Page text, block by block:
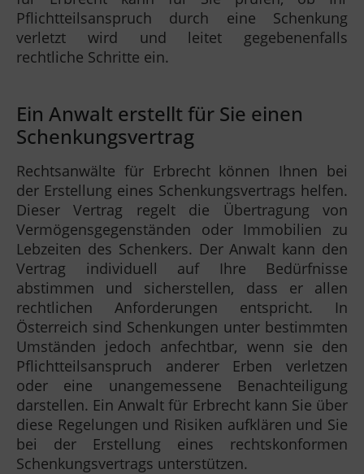
Pflichtteilsanspruch durch eine Schenkung
verletzt wird und leitet gegebenenfalls
rechtliche Schritte ein.
Ein Anwalt erstellt für Sie einen
Schenkungsvertrag
Rechtsanwälte für Erbrecht können Ihnen bei
der Erstellung eines Schenkungsvertrags helfen.
Dieser Vertrag regelt die Übertragung von
Vermögensgegenständen oder Immobilien zu
Lebzeiten des Schenkers. Der Anwalt kann den
Vertrag individuell auf Ihre Bedürfnisse
abstimmen und sicherstellen, dass er allen
rechtlichen Anforderungen entspricht. In
Österreich sind Schenkungen unter bestimmten
Umständen jedoch anfechtbar, wenn sie den
Pflichtteilsanspruch anderer Erben verletzen
oder eine unangemessene Benachteiligung
darstellen. Ein Anwalt für Erbrecht kann Sie über
diese Regelungen und Risiken aufklären und Sie
bei der Erstellung eines rechtskonformen
Schenkungsvertrags unterstützen.